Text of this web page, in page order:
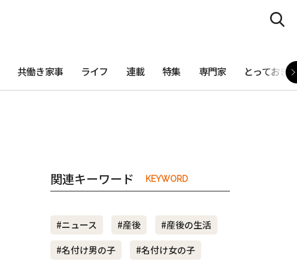
共働き家事 ライフ 連載 特集 専門家 とっておき
関連キーワード KEYWORD
#ニュース #産後
#産後の生活
#名付け男の子
#名付け女の子